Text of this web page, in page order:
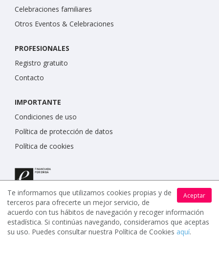
Celebraciones familiares
Otros Eventos & Celebraciones
PROFESIONALES
Registro gratuito
Contacto
IMPORTANTE
Condiciones de uso
Política de protección de datos
Política de cookies
Aceptar
Te informamos que utilizamos cookies propias y de
terceros para ofrecerte un mejor servicio, de
acuerdo con tus hábitos de navegación y recoger información
estadística. Si continúas navegando, consideramos que aceptas
su uso. Puedes consultar nuestra Política de Cookies aquí.